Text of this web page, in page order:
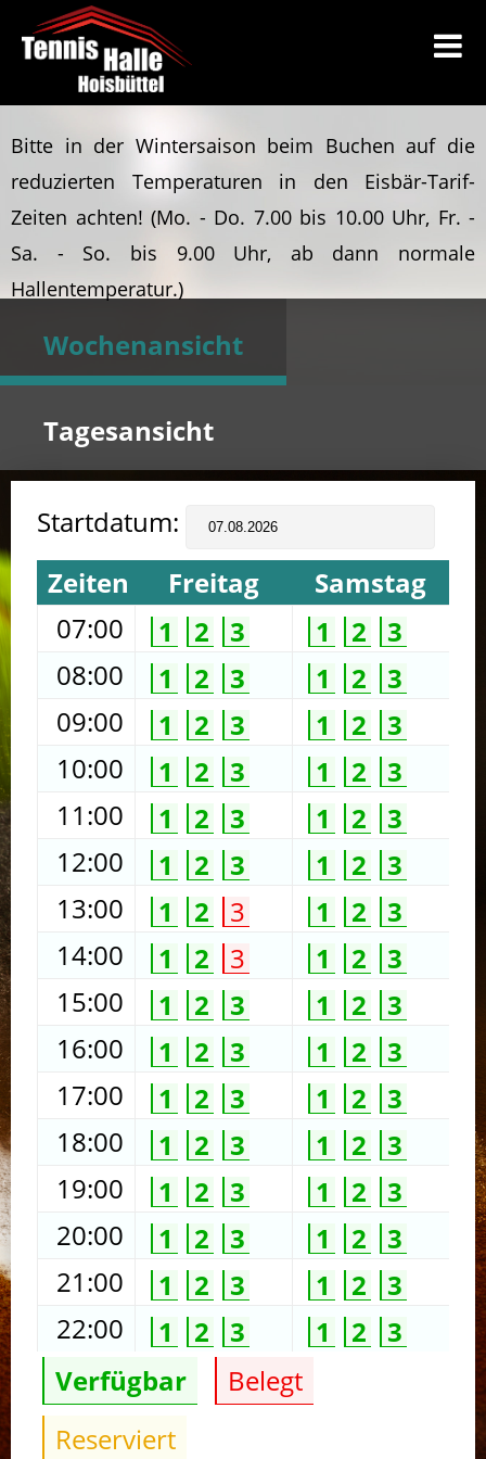
Bitte in der Wintersaison beim Buchen auf die
reduzierten Temperaturen in den Eisbär-Tarif-
Zeiten achten! (Mo. - Do. 7.00 bis 10.00 Uhr, Fr. -
Sa. - So. bis 9.00 Uhr, ab dann normale
Hallentemperatur.)
Wochenansicht
Tagesansicht
Startdatum:
Zeiten
Freitag
Samstag
07:00
1 2 3 1 2
3
08:00
1 2 3 1 2
3
09:00
1 2 3 1 2
3
10:00
1 2 3 1 2
3
11:00
1 2 3 1 2
3
12:00
1 2 3 1 2
3
13:00
1 2 3 1 2
3
14:00
1 2 3 1 2
3
15:00
1 2 3 1 2
3
16:00
1 2 3 1 2
3
17:00
1 2 3 1 2
3
18:00
1 2 3 1 2
3
19:00
1 2 3 1 2
3
20:00
1 2 3 1 2
3
21:00
1 2 3 1 2
3
22:00
1 2 3 1 2
3
Verfügbar
Belegt
Reserviert